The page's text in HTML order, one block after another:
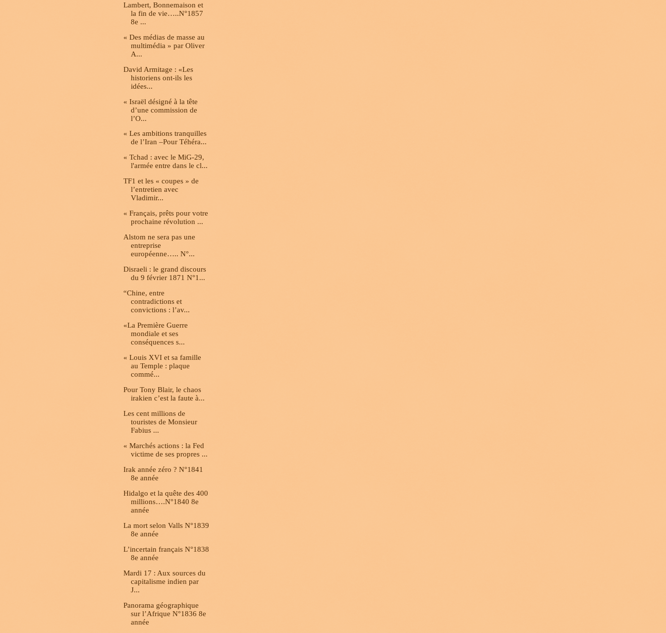
Lambert, Bonnemaison et
la fin de vie…..N°1857
8e ...
« Des médias de masse au
multimédia » par Oliver
A...
David Armitage : «Les
historiens ont-ils les
idées...
« Israël désigné à la tête
d’une commission de
l’O...
« Les ambitions tranquilles
de l’Iran –Pour Téhéra...
« Tchad : avec le MiG-29,
l'armée entre dans le cl...
TF1 et les « coupes » de
l’entretien avec
Vladimir...
« Français, prêts pour votre
prochaine révolution ...
Alstom ne sera pas une
entreprise
européenne….. N°...
Disraeli : le grand discours
du 9 février 1871 N°1...
“Chine, entre
contradictions et
convictions : l’av...
«La Première Guerre
mondiale et ses
conséquences s...
« Louis XVI et sa famille
au Temple : plaque
commé...
Pour Tony Blair, le chaos
irakien c’est la faute à...
Les cent millions de
touristes de Monsieur
Fabius ...
« Marchés actions : la Fed
victime de ses propres ...
Irak année zéro ? N°1841
8e année
Hidalgo et la quête des 400
millions….N°1840 8e
année
La mort selon Valls N°1839
8e année
L’incertain français N°1838
8e année
Mardi 17 : Aux sources du
capitalisme indien par
J...
Panorama géographique
sur l’Afrique N°1836 8e
année